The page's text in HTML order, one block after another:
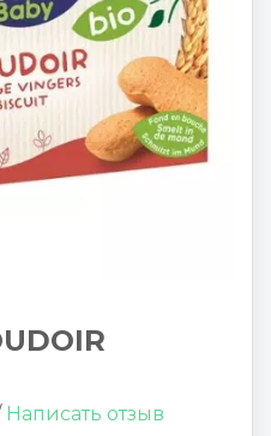
Написать отзыв